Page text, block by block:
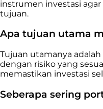
instrumen investasi
tujuan.
Apa tujuan utama
Tujuan utamanya
dengan risiko yang
memastikan investasi
Seberapa sering